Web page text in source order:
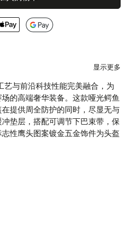
显示更多
艺与前沿科技性能完美融合，为
的高端奢华装备。这款哑光鳄鱼
提供周全防护的同时，尽显无与
垫层，搭配可调节下巴束带，保
性鹰头图案镀金五金饰件为头盔